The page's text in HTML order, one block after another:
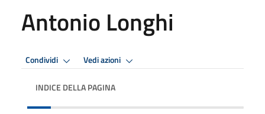
Antonio Longhi
Condividi Vedi azioni
INDICE DELLA PAGINA